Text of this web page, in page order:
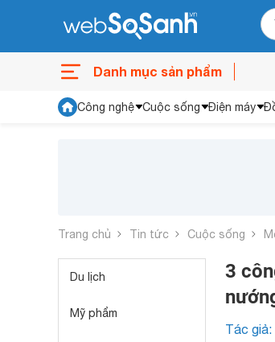
Danh mục sản phẩm
Công nghệ Cuộc sống Điện máy
Trang chủ Tin tức Cuộc sống
Du lịch
Mỹ phẩm
3
Tác giả: